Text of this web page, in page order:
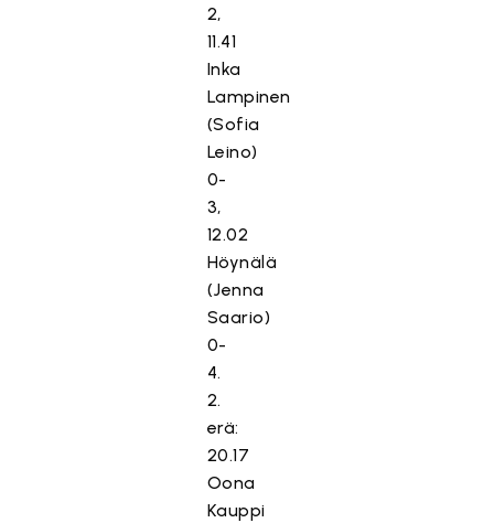
2,
11.41
Inka
Lampinen
(Sofia
Leino)
0-
3,
12.02
Höynälä
(Jenna
Saario)
0-
4.
2.
erä:
20.17
Oona
Kauppi